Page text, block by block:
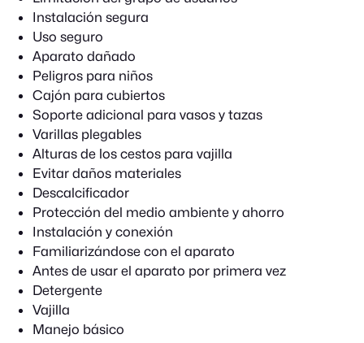
Instalación segura
Uso seguro
Aparato dañado
Peligros para niños
Cajón para cubiertos
Soporte adicional para vasos y tazas
Varillas plegables
Alturas de los cestos para vajilla
Evitar daños materiales
Descalcificador
Protección del medio ambiente y ahorro
Instalación y conexión
Familiarizándose con el aparato
Antes de usar el aparato por primera vez
Detergente
Vajilla
Manejo básico